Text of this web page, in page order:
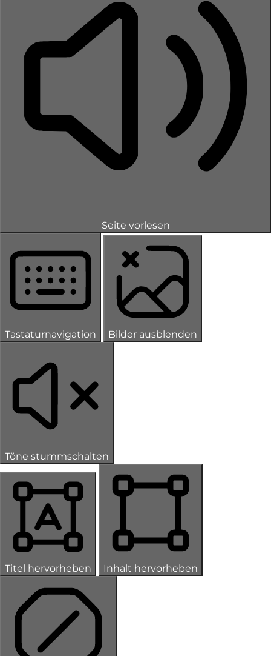
Seite vorlesen
Tastaturnavigation Bilder ausblenden
Töne stummschalten
Titel hervorheben Inhalt hervorheben